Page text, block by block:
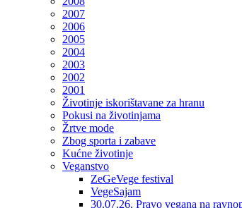
2007
2006
2005
2004
2003
2002
2001
Životinje iskorištavane za hranu
Pokusi na životinjama
Žrtve mode
Zbog sporta i zabave
Kućne životinje
Veganstvo
ZeGeVege festival
VegeSajam
30.07.26. Pravo vegana na